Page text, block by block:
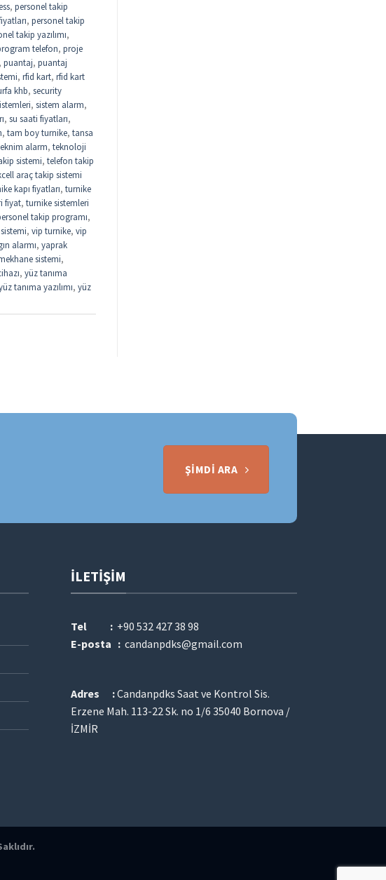
, personel takip
, personel takip
takip yazılımı,
telefon, proje
, puantaj, puantaj
, rfid kart, rfid kart
khb, security
, sistem alarm,
, su saati fiyatları,
, tam boy turnike, tansa
alarm, teknoloji
sistemi, telefon takip
araç takip sistemi
kapı fiyatları, turnike
fiyat, turnike sistemleri
takip programı,
, vip turnike, vip
alarmı, yaprak
sistemi,
, yüz tanıma
tanıma yazılımı, yüz
ŞIMDI ARA
İLETIŞIM
Tel : +90 532 427 38 98
E-posta : candanpdks@gmail.com
Adres :Candanpdks Saat ve Kontrol Sis.
Erzene Mah. 113-22 Sk. no 1/6 35040 Bornova /
İZMİR